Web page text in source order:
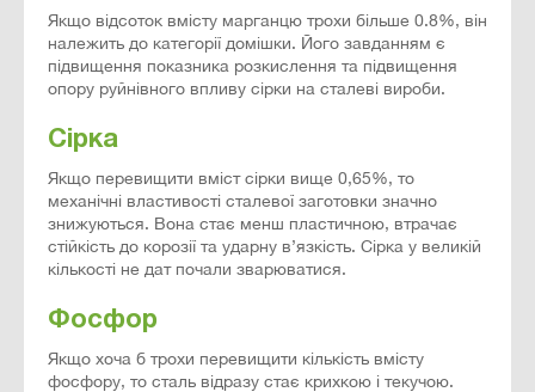
Якщо відсоток вмісту марганцю трохи більше 0.8%, він
належить до категорії домішки. Його завданням є
підвищення показника розкислення та підвищення
опору руйнівного впливу сірки на сталеві вироби.
Сірка
Якщо перевищити вміст сірки вище 0,65%, то
механічні властивості сталевої заготовки значно
знижуються. Вона стає менш пластичною, втрачає
стійкість до корозії та ударну в’язкість. Сірка у великій
кількості не дат почали зварюватися.
Фосфор
Якщо хоча б трохи перевищити кількість вмісту
фосфору, то сталь відразу стає крихкою і текучою.